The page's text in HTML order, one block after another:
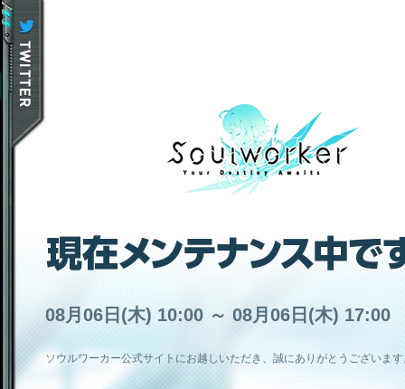
08月06日(木) 10:00 ～ 08月06日(木) 17:00
ソウルワーカー公式サイトにお越しいただき、誠にありがとうございま